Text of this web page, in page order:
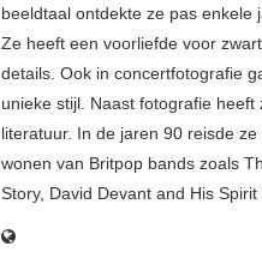
beeldtaal ontdekte ze pas
Ze heeft een voorliefde voor
details. Ook in concertfotografie
unieke stijl. Naast fotografie
literatuur. In de jaren 90 reisde
wonen van Britpop bands zoals
Story, David Devant and His Spirit